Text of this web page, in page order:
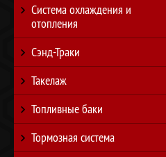
Система охлаждения и
отопления
Сэнд-Траки
Такелаж
Топливные баки
Тормозная система